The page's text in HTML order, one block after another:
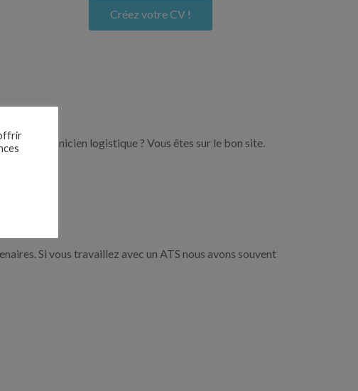
Créez votre CV !
un technicien logistique ? Vous êtes sur le bon site.
Si vous travaillez avec un ATS nous avons souvent